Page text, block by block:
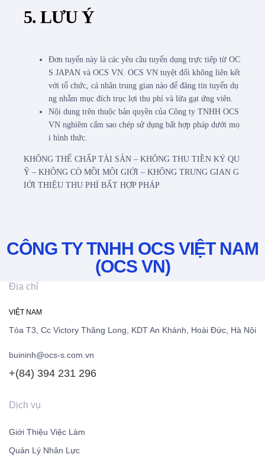
5. LƯU Ý
Đơn tuyển này là các yêu cầu tuyển dụng trực tiếp từ OC
S JAPAN và OCS VN. OCS VN tuyệt đối không liên kết
với tổ chức, cá nhân trung gian nào để đăng tin tuyển dụ
ng nhằm mục đích trục lợi thu phí và lừa gạt ứng viên.
Nội dung trên thuộc bản quyền của Công ty TNHH OCS
VN nghiêm cấm sao chép sử dụng bất hợp pháp dưới mọ
i hình thức.
KHÔNG THẾ CHẤP TÀI SẢN – KHÔNG THU TIỀN KÝ QU
Ỹ – KHÔNG CÒ MỒI MÔI GIỚI – KHÔNG TRUNG GIAN G
IỚI THIỆU THU PHÍ BẤT HỢP PHÁP
CÔNG TY TNHH OCS VIỆT NAM
(OCS VN)
Địa chỉ
VIỆT NAM
Tòa T3, Cc Victory Thăng Long, KDT An Khánh, Hoài Đức, Hà Nội
buininh@ocs-s.com.vn
+(84) 394 231 296
Dịch vụ
Giới Thiệu Việc Làm
Quản Lý Nhân Lực